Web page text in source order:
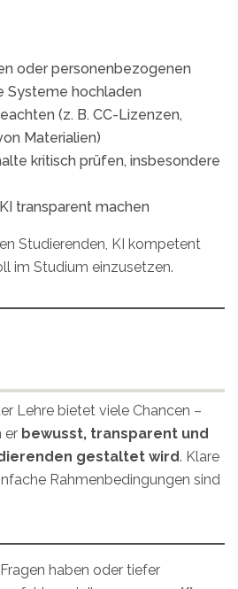
oder personenbezogenen
Systeme hochladen
(z. B. CC-Lizenzen,
Materialien)
kritisch prüfen, insbesondere
transparent machen
Studierenden, KI kompetent
im Studium einzusetzen.
Lehre bietet viele Chancen –
er bewusst, transparent und
gestaltet wird. Klare
Rahmenbedingungen sind
haben oder tiefer